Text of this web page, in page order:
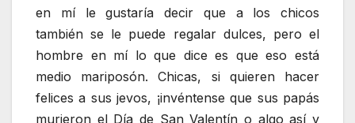
en mí le gustaría decir que a los chicos
también se le puede regalar dulces, pero el
hombre en mí lo que dice es que eso está
medio mariposón. Chicas, si quieren hacer
felices a sus jevos, ¡invéntense que sus papás
murieron el Día de San Valentín o algo así y